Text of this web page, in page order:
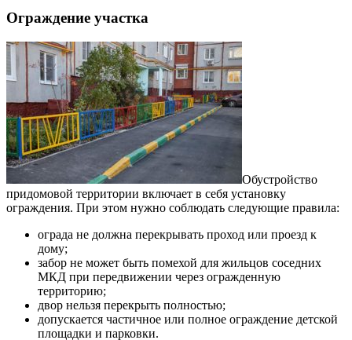
Ограждение участка
Обустройство
придомовой территории включает в себя установку
ограждения. При этом нужно соблюдать следующие правила:
ограда не должна перекрывать проход или проезд к
дому;
забор не может быть помехой для жильцов соседних
МКД при передвижении через огражденную
территорию;
двор нельзя перекрыть полностью;
допускается частичное или полное ограждение детской
площадки и парковки.